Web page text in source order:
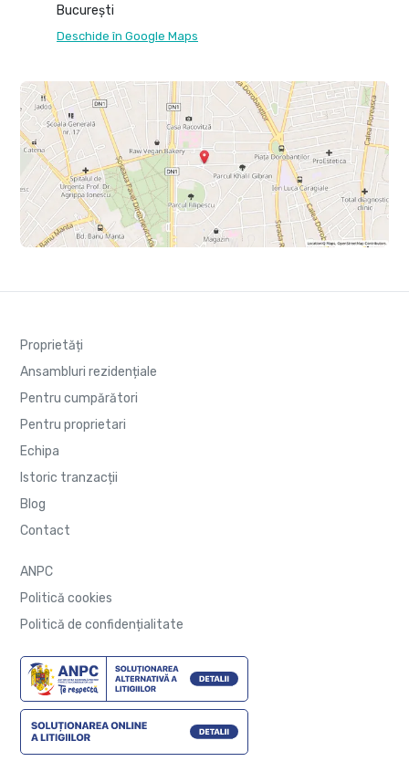
București
Deschide în Google Maps
Proprietăți
Ansambluri rezidențiale
Pentru cumpărători
Pentru proprietari
Echipa
Istoric tranzacții
Blog
Contact
ANPC
Politică cookies
Politică de confidențialitate